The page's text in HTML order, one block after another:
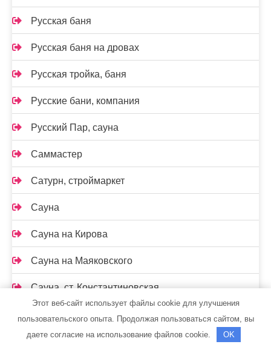
Русская баня
Русская баня на дровах
Русская тройка, баня
Русские бани, компания
Русский Пар, сауна
Саммастер
Сатурн, строймаркет
Сауна
Сауна на Кирова
Сауна на Маяковского
Сауна, ст. Константиновская
Сафари, гостиница
Семь+Я
Этот веб-сайт использует файлы cookie для улучшения
пользовательского опыта. Продолжая пользоваться сайтом, вы
даете согласие на использование файлов cookie.
OK